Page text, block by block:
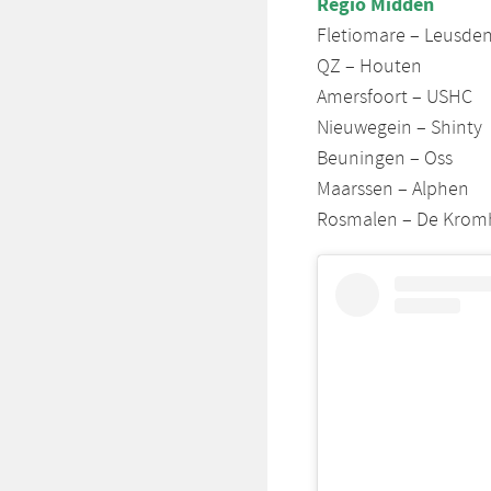
Fletiomare – Leusden
QZ – Houten
Amersfoort – USHC
Nieuwegein – Shinty
Beuningen – Oss
Maarssen – Alphen
Rosmalen – De